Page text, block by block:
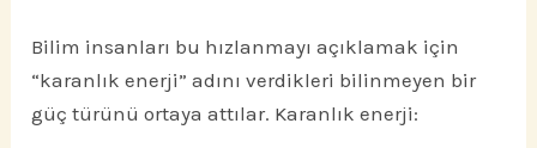
Bilim insanları bu hızlanmayı açıklamak için
“karanlık enerji” adını verdikleri bilinmeyen bir
güç türünü ortaya attılar. Karanlık enerji: